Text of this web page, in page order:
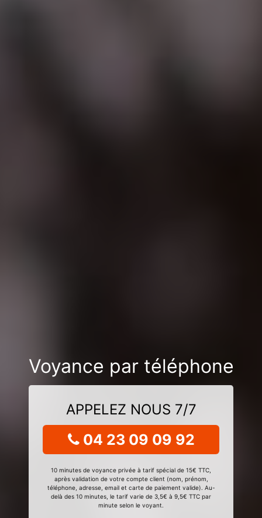
Voyance par téléphone
APPELEZ NOUS 7/7
04 23 09 09 92
10 minutes de voyance privée à tarif spécial de 15€ TTC,
après validation de votre compte client (nom, prénom,
téléphone, adresse, email et carte de paiement valide). Au-
delà des 10 minutes, le tarif varie de 3,5€ à 9,5€ TTC par
minute selon le voyant.